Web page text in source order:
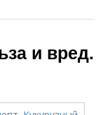
и вред.